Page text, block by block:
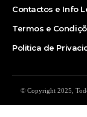
Contactos e Info
Termos e
Politica de
© Copyright 2025,